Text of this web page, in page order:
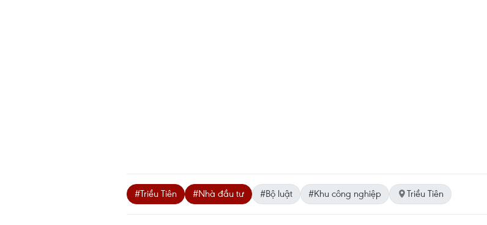
#Triều Tiên #Nhà đầu tư #Bộ luật #Khu công nghiệp Triều Tiên